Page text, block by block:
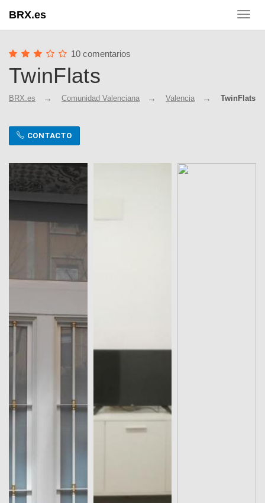
BRX.es
10 comentarios
TwinFlats
BRX.es Comunidad Valenciana Valencia TwinFlats
CONTACTO